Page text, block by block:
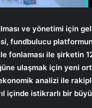
ve yönetimi için
fundbulucu
fonlaması ile şirketin
ulaşmak için yeni
analizi ile
içinde istikrarlı bir